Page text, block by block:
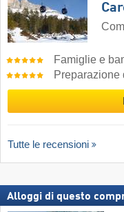
Famiglie e
Preparazione
Tutte le recensioni
Alloggi di questo